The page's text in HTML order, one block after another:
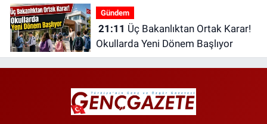
Gündem
21:11
Okullarda Yeni Dönem Başlıyor